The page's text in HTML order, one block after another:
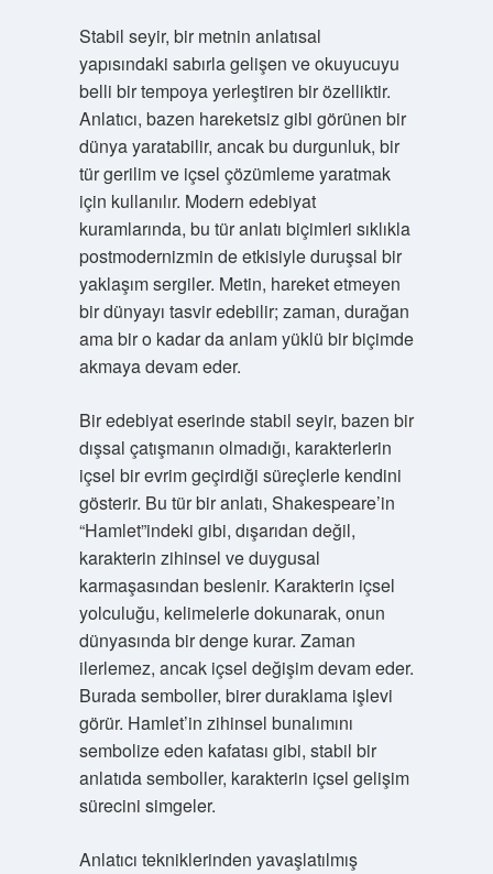
Stabil seyir, bir metnin anlatısal
yapısındaki sabırla gelişen ve okuyucuyu
belli bir tempoya yerleştiren bir özelliktir.
Anlatıcı, bazen hareketsiz gibi görünen bir
dünya yaratabilir, ancak bu durgunluk, bir
tür gerilim ve içsel çözümleme yaratmak
için kullanılır. Modern edebiyat
kuramlarında, bu tür anlatı biçimleri sıklıkla
postmodernizmin de etkisiyle duruşsal bir
yaklaşım sergiler. Metin, hareket etmeyen
bir dünyayı tasvir edebilir; zaman, durağan
ama bir o kadar da anlam yüklü bir biçimde
akmaya devam eder.
Bir edebiyat eserinde stabil seyir, bazen bir
dışsal çatışmanın olmadığı, karakterlerin
içsel bir evrim geçirdiği süreçlerle kendini
gösterir. Bu tür bir anlatı, Shakespeare’in
“Hamlet”indeki gibi, dışarıdan değil,
karakterin zihinsel ve duygusal
karmaşasından beslenir. Karakterin içsel
yolculuğu, kelimelerle dokunarak, onun
dünyasında bir denge kurar. Zaman
ilerlemez, ancak içsel değişim devam eder.
Burada semboller, birer duraklama işlevi
görür. Hamlet’in zihinsel bunalımını
sembolize eden kafatası gibi, stabil bir
anlatıda semboller, karakterin içsel gelişim
sürecini simgeler.
Anlatıcı tekniklerinden yavaşlatılmış